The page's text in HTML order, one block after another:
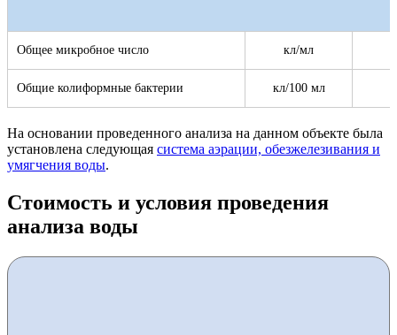
Общее микробное число кл/мл
Общие колиформные бактерии кл/100 мл
На основании проведенного анализа на данном объекте была
установлена следующая система аэрации, обезжелезивания и
умягчения воды.
Стоимость и условия проведения
анализа воды